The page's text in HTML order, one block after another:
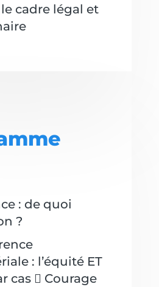
cadre légal et
: de quoi
?
: l’équité ET
cas  Courage